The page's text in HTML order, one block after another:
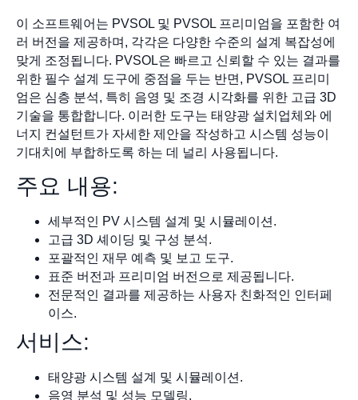
이 소프트웨어는 PVSOL 및 PVSOL 프리미엄을 포함한 여
러 버전을 제공하며, 각각은 다양한 수준의 설계 복잡성에
맞게 조정됩니다. PVSOL은 빠르고 신뢰할 수 있는 결과를
위한 필수 설계 도구에 중점을 두는 반면, PVSOL 프리미
엄은 심층 분석, 특히 음영 및 조경 시각화를 위한 고급 3D
기술을 통합합니다. 이러한 도구는 태양광 설치업체와 에
너지 컨설턴트가 자세한 제안을 작성하고 시스템 성능이
기대치에 부합하도록 하는 데 널리 사용됩니다.
주요 내용:
세부적인 PV 시스템 설계 및 시뮬레이션.
고급 3D 셰이딩 및 구성 분석.
포괄적인 재무 예측 및 보고 도구.
표준 버전과 프리미엄 버전으로 제공됩니다.
전문적인 결과를 제공하는 사용자 친화적인 인터페
이스.
서비스:
태양광 시스템 설계 및 시뮬레이션.
음영 분석 및 성능 모델링.